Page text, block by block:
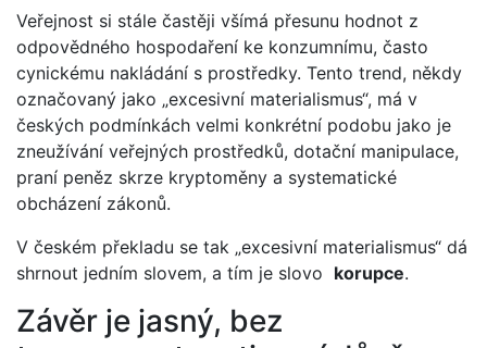
Veřejnost si stále častěji všímá přesunu hodnot z
odpovědného hospodaření ke konzumnímu, často
cynickému nakládání s prostředky. Tento trend, někdy
označovaný jako „excesivní materialismus“, má v
českých podmínkách velmi konkrétní podobu jako je
zneužívání veřejných prostředků, dotační manipulace,
praní peněz skrze kryptoměny a systematické
obcházení zákonů.
V českém překladu se tak „excesivní materialismus“ dá
shrnout jedním slovem, a tím je slovo korupce.
Závěr je jasný, bez